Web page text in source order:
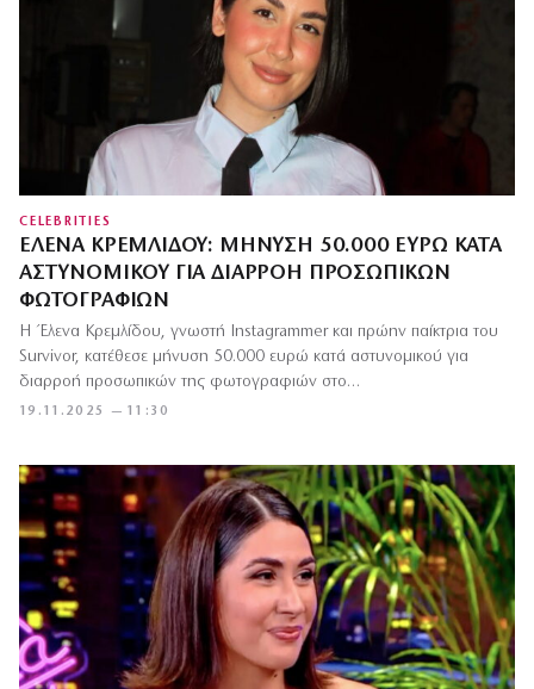
CELEBRITIES
ΈΛΕΝΑ ΚΡΕΜΛΊΔΟΥ: ΜΉΝΥΣΗ 50.000 ΕΥΡΏ ΚΑΤΆ
ΑΣΤΥΝΟΜΙΚΟΎ ΓΙΑ ΔΙΑΡΡΟΉ ΠΡΟΣΩΠΙΚΏΝ
ΦΩΤΟΓΡΑΦΙΏΝ
19.11.2025 — 11:30
Η Έλενα Κρεμλίδου, γνωστή Instagrammer και πρώην παίκτρια του
Survivor, κατέθεσε μήνυση 50.000 ευρώ κατά αστυνομικού για
διαρροή προσωπικών της φωτογραφιών στο…